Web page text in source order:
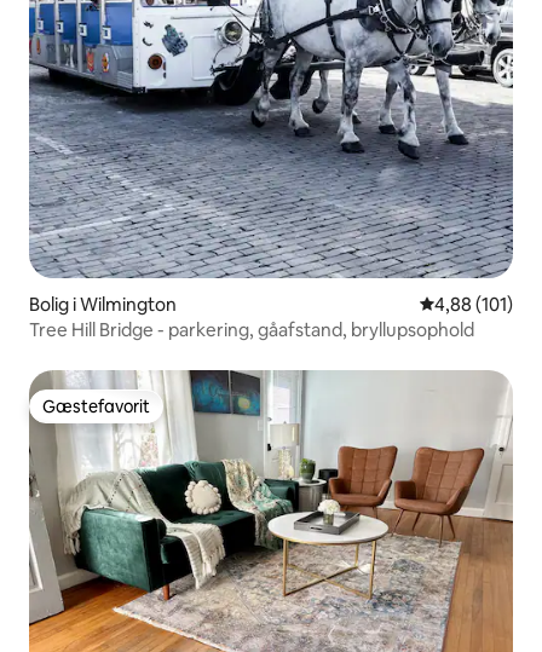
Bolig i Wilmington 4,88 ud af 5 i
4,88 (101)
Tree Hill Bridge - parkering, gåafstand, bryllupsophold
Gæstefavorit
Gæstefavorit